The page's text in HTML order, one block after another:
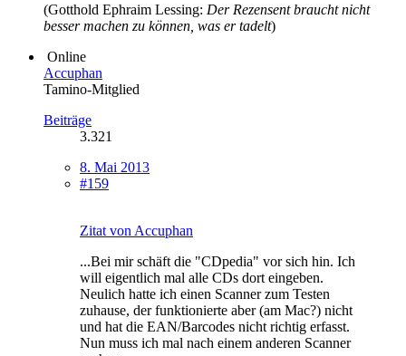
(Gotthold Ephraim Lessing: Der Rezensent braucht nicht
besser machen zu können, was er tadelt)
Online
Accuphan
Tamino-Mitglied
Beiträge
3.321
8. Mai 2013
#159
Zitat von Accuphan
...Bei mir schäft die "CDpedia" vor sich hin. Ich
will eigentlich mal alle CDs dort eingeben.
Neulich hatte ich einen Scanner zum Testen
zuhause, der funktionierte aber (am Mac?) nicht
und hat die EAN/Barcodes nicht richtig erfasst.
Nun muss ich mal nach einem anderen Scanner